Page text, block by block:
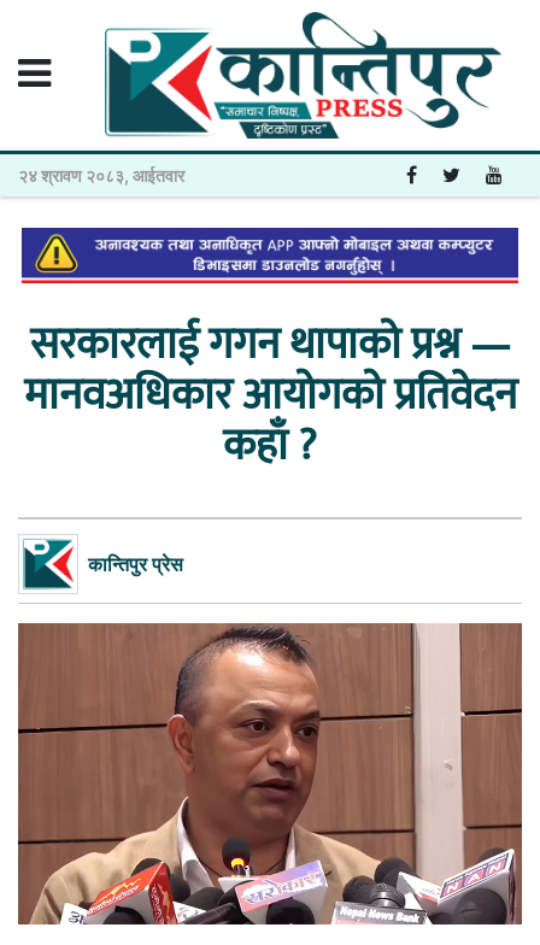
२४ श्रावण २०८३, आईतवार
सरकारलाई गगन थापाको प्रश्न —
मानवअधिकार आयोगको प्रतिवेदन
कहाँ ?
कान्तिपुर प्रेस